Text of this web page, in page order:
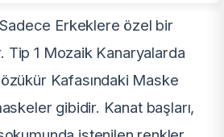
Erkeklere özel bir
Tip 1 Mozaik Kanaryalarda
Kafasındaki Maske
gibidir. Kanat başları,